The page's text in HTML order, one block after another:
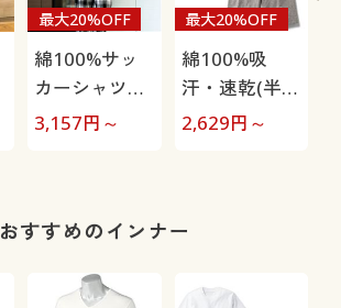
綿100%サッ
カーシャツパ
ジャマ(男女兼
最大20%OFF
3,157円～
綿100%吸
汗・速乾(半袖
&ハーフパン
最大20%OFF
2,629円～
おすすめのインナー